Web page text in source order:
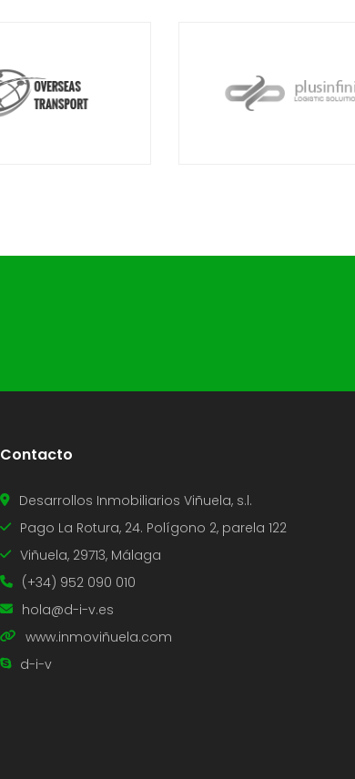
Contacto
Desarrollos Inmobiliarios Viñuela, s.l.
Pago La Rotura, 24. Polígono 2, parela 122
Viñuela, 29713, Málaga
(+34) 952 090 010
hola@d-i-v.es
www.inmoviñuela.com
d-i-v